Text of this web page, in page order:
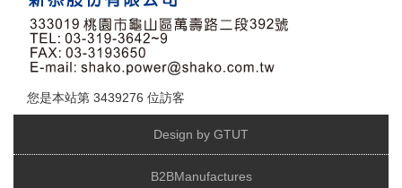
您是本站第 3439276 位訪客
Design by GTUT
B2BManufactures